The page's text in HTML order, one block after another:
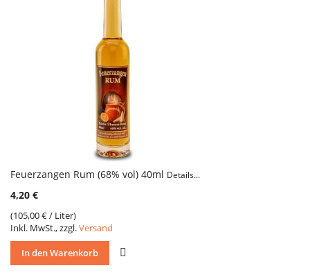
Feuerzangen Rum (68% vol) 40ml Details...
4,20 €
(105,00 €/ Liter)
Inkl. MwSt., zzgl.Versand
In den Warenkorb